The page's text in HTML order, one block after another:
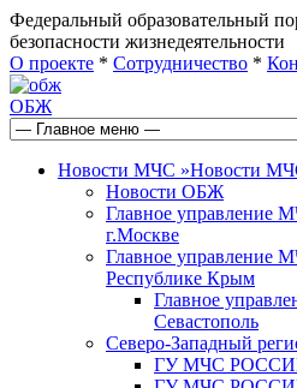
Федеральный образовательный
безопасности
О проекте * Сотрудничество *
ОБЖ
Новости МЧС »Новости
Новости ОБЖ
Главное управление
г.Москве
Главное управление
Республике Крым
Главное
Севастополь
Северо-Западный
ГУ МЧС